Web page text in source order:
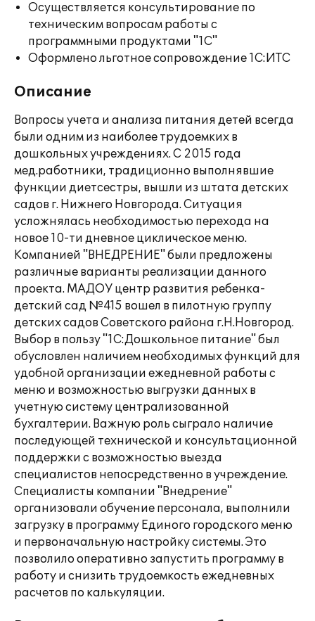
Осуществляется консультирование по
техническим вопросам работы с
программными продуктами "1С"
Оформлено льготное сопровождение 1С:ИТС
Описание
Вопросы учета и анализа питания детей всегда
были одним из наиболее трудоемких в
дошкольных учреждениях. С 2015 года
мед.работники, традиционно выполнявшие
функции диетсестры, вышли из штата детских
садов г. Нижнего Новгорода. Ситуация
усложнялась необходимостью перехода на
новое 10-ти дневное циклическое меню.
Компанией "ВНЕДРЕНИЕ" были предложены
различные варианты реализации данного
проекта. МАДОУ центр развития ребенка-
детский сад №415 вошел в пилотную группу
детских садов Советского района г.Н.Новгород.
Выбор в пользу "1С:Дошкольное питание" был
обусловлен наличием необходимых функций для
удобной организации ежедневной работы с
меню и возможностью выгрузки данных в
учетную систему централизованной
бухгалтерии. Важную роль сыграло наличие
последующей технической и консультационной
поддержки с возможностью выезда
специалистов непосредственно в учреждение.
Специалисты компании "Внедрение"
организовали обучение персонала, выполнили
загрузку в программу Единого городского меню
и первоначальную настройку системы. Это
позволило оперативно запустить программу в
работу и снизить трудоемкость ежедневных
расчетов по калькуляции.